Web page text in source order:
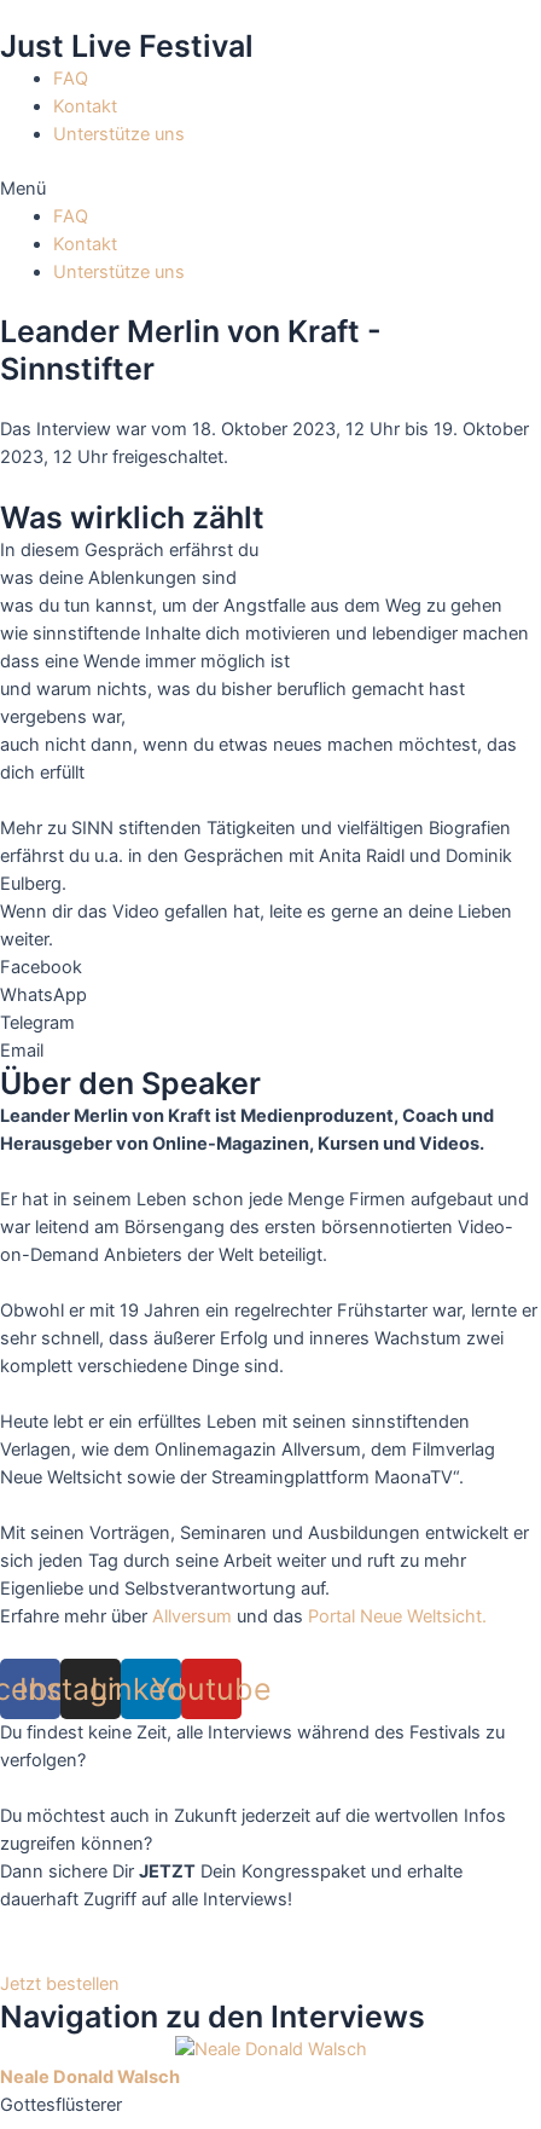
Inhalt
springen
Just Live Festival
FAQ
Kontakt
Unterstütze uns
Menü
FAQ
Kontakt
Unterstütze uns
Leander Merlin von Kraft -
Sinnstifter
Mit dem Laden des Videos akzeptieren Sie die
Mehr erfahren
Video laden
Vimeo immer entsperren
Das Interview war vom 18. Oktober 2023, 12 Uhr bis 19. Oktober
2023, 12 Uhr freigeschaltet.
Was wirklich zählt
In diesem Gespräch erfährst du
was deine Ablenkungen sind
was du tun kannst, um der Angstfalle aus dem Weg zu gehen
wie sinnstiftende Inhalte dich motivieren und lebendiger machen
dass eine Wende immer möglich ist
und warum nichts, was du bisher beruflich gemacht hast
vergebens war,
auch nicht dann, wenn du etwas neues machen möchtest, das
dich erfüllt
Mehr zu SINN stiftenden Tätigkeiten und vielfältigen Biografien
erfährst du u.a. in den Gesprächen mit Anita Raidl und Dominik
Eulberg.
Wenn dir das Video gefallen hat, leite es gerne an deine Lieben
weiter.
Facebook
WhatsApp
Telegram
Email
Über den Speaker
Leander Merlin von Kraft ist Medienproduzent, Coach und
Herausgeber von Online-Magazinen, Kursen und Videos.
Er hat in seinem Leben schon jede Menge Firmen aufgebaut und
war leitend am Börsengang des ersten börsennotierten Video-
on-Demand Anbieters der Welt beteiligt.
Obwohl er mit 19 Jahren ein regelrechter Frühstarter war, lernte er
sehr schnell, dass äußerer Erfolg und inneres Wachstum zwei
komplett verschiedene Dinge sind.
Heute lebt er ein erfülltes Leben mit seinen sinnstiftenden
Verlagen, wie dem Onlinemagazin Allversum, dem Filmverlag
Neue Weltsicht sowie der Streamingplattform MaonaTV“.
Mit seinen Vorträgen, Seminaren und Ausbildungen entwickelt er
sich jeden Tag durch seine Arbeit weiter und ruft zu mehr
Eigenliebe und Selbstverantwortung auf.
Erfahre mehr über Allversum und das Portal Neue Weltsicht.
Instagram
LinkedinYoutube
Du findest keine Zeit, alle Interviews während des Festivals zu
verfolgen?
Du möchtest auch in Zukunft jederzeit auf die wertvollen Infos
zugreifen können?
Dann sichere Dir JETZT Dein Kongresspaket und erhalte
dauerhaft Zugriff auf alle Interviews!
Jetzt bestellen
Navigation zu den Interviews
Neale Donald Walsch
Gottesflüsterer